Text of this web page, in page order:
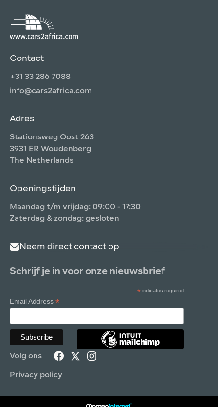
Contact
+31 33 286 7088
info@cars2africa.com
Adres
Stationsweg Oost 263
3931 ER Woudenberg
The Netherlands
Openingstijden
Maandag t/m vrijdag: 09:00 - 17:30
Zaterdag & zondag: gesloten
Neem direct contact op
Schrijf je in voor onze nieuwsbrief
*indicates required
Email Address*
Volg ons
Privacy policy